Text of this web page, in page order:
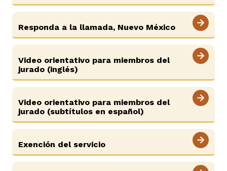
Responda a la llamada, Nuevo México
Video orientativo para miembros del
jurado (inglés)
Video orientativo para miembros del
jurado (subtítulos en español)
Exención del servicio